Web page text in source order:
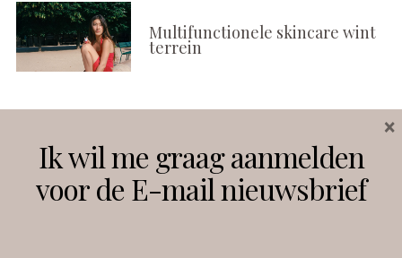
Multifunctionele skincare wint
terrein
Instagram Facebook
Ik wil me graag aanmelden
voor de E-mail nieuwsbrief
×